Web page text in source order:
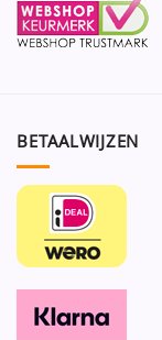
BETAALWIJZEN